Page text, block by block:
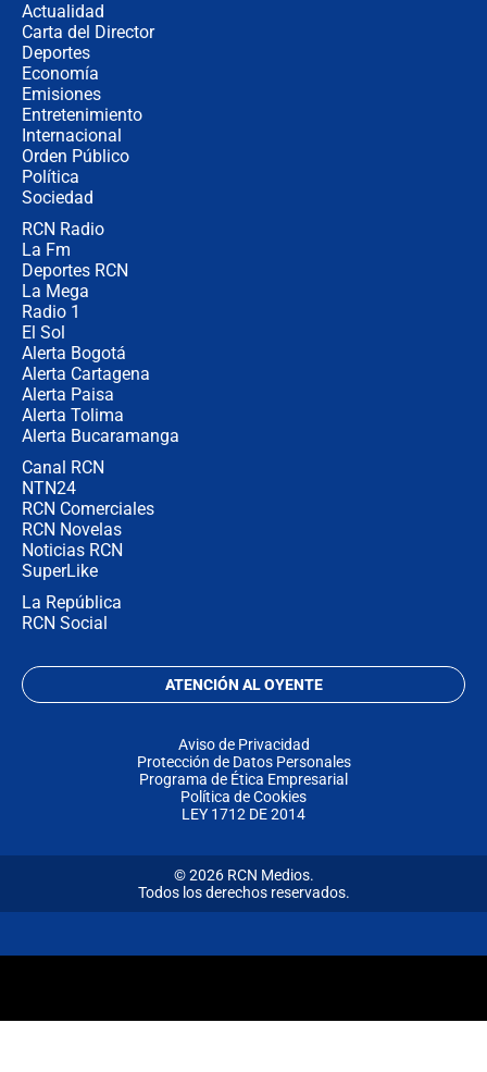
Actualidad
Carta del Director
Deportes
Economía
Emisiones
Entretenimiento
Internacional
Orden Público
Política
Sociedad
RCN Radio
La Fm
Deportes RCN
La Mega
Radio 1
El Sol
Alerta Bogotá
Alerta Cartagena
Alerta Paisa
Alerta Tolima
Alerta Bucaramanga
Canal RCN
NTN24
RCN Comerciales
RCN Novelas
Noticias RCN
SuperLike
La República
RCN Social
ATENCIÓN AL OYENTE
Aviso de Privacidad
Protección de Datos Personales
Programa de Ética Empresarial
Política de Cookies
LEY 1712 DE 2014
© 2026 RCN Medios.
Todos los derechos reservados.